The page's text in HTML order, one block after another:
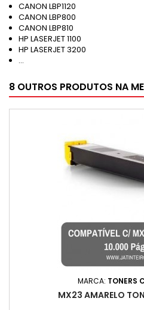
CANON LBP1120
CANON LBP800
CANON LBP810
HP LASERJET 1100
HP LASERJET 3200
...
8 OUTROS PRODUTOS NA
MARCA: TONERS
MX23 AMARELO